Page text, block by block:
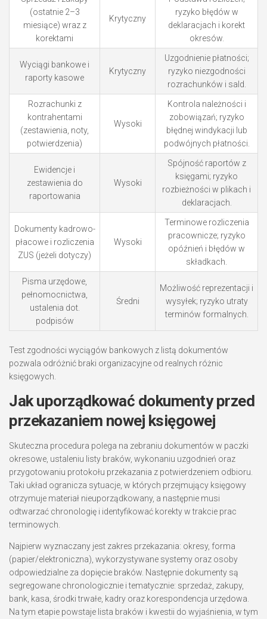
(ostatnie 2–3
miesiące) wraz z
korektami
Krytyczny
ryzyko błędów w
deklaracjach i korekt
okresów.
Wyciągi bankowe i
raporty kasowe
Krytyczny
Uzgodnienie płatności;
ryzyko niezgodności
rozrachunków i sald.
Rozrachunki z
kontrahentami
(zestawienia, noty,
potwierdzenia)
Wysoki
Kontrola należności i
zobowiązań; ryzyko
błędnej windykacji lub
podwójnych płatności.
Ewidencje i
zestawienia do
raportowania
Wysoki
Spójność raportów z
księgami; ryzyko
rozbieżności w plikach i
deklaracjach.
Dokumenty kadrowo-
płacowe i rozliczenia
ZUS (jeżeli dotyczy)
Wysoki
Terminowe rozliczenia
pracownicze; ryzyko
opóźnień i błędów w
składkach.
Pisma urzędowe,
pełnomocnictwa,
ustalenia dot.
podpisów
Średni
Możliwość reprezentacji i
wysyłek; ryzyko utraty
terminów formalnych.
Test zgodności wyciągów bankowych z listą dokumentów
pozwala odróżnić braki organizacyjne od realnych różnic
księgowych.
Jak uporządkować dokumenty przed
przekazaniem nowej księgowej
Skuteczna procedura polega na zebraniu dokumentów w paczki
okresowe, ustaleniu listy braków, wykonaniu uzgodnień oraz
przygotowaniu protokołu przekazania z potwierdzeniem odbioru.
Taki układ ogranicza sytuacje, w których przejmujący księgowy
otrzymuje materiał nieuporządkowany, a następnie musi
odtwarzać chronologię i identyfikować korekty w trakcie prac
terminowych.
Najpierw wyznaczany jest zakres przekazania: okresy, forma
(papier/elektroniczna), wykorzystywane systemy oraz osoby
odpowiedzialne za dopięcie braków. Następnie dokumenty są
segregowane chronologicznie i tematycznie: sprzedaż, zakupy,
bank, kasa, środki trwałe, kadry oraz korespondencja urzędowa.
Na tym etapie powstaje lista braków i kwestii do wyjaśnienia, w tym